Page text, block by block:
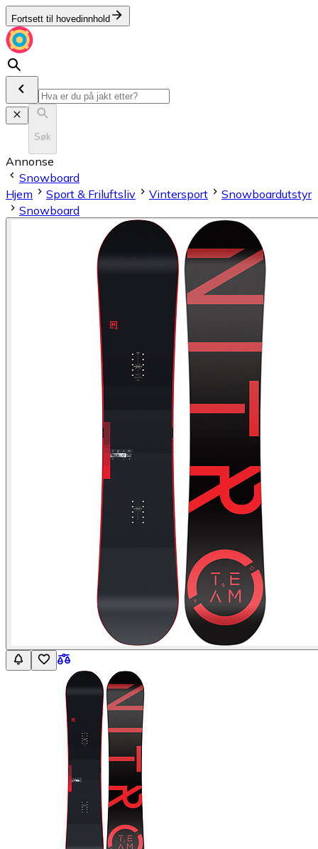
Fortsett til hovedinnhold
Søk
Annonse
Snowboard
Hjem
Sport & Friluftsliv Vintersport
Snowboardutstyr
Snowboard